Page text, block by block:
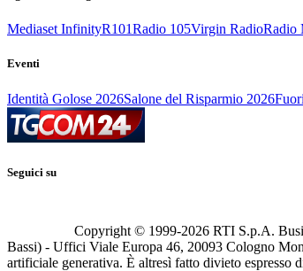
Mediaset InfinityR101Radio 105Virgin RadioRadio
Eventi
Identità Golose 2026Salone del Risparmio 2026
Seguici su
Copyright © 1999-2026 RTI S.p.A.
Bassi) - Uffici Viale Europa 46, 20093 Cologno
artificiale generativa. È altresì fatto divieto espresso